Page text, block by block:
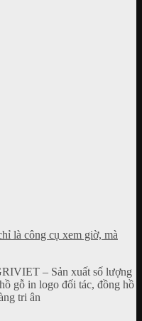
là công cụ xem giờ, mà